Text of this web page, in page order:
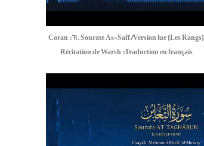
Coran :61. Sourate As-Saff /Version lue (Les Rangs)
Récitation de Warsh :Traduction en français